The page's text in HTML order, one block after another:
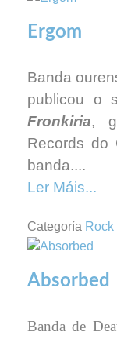
Ergom
Banda
publicou o
Fronkiria,
Records do
banda....
Ler Máis...
Categoría Rock
Absorbed
Banda de